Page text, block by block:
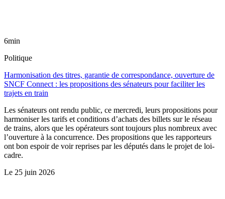
6min
Politique
Harmonisation des titres, garantie de correspondance, ouverture de
SNCF Connect : les propositions des sénateurs pour faciliter les
trajets en train
Les sénateurs ont rendu public, ce mercredi, leurs propositions pour
harmoniser les tarifs et conditions d’achats des billets sur le réseau
de trains, alors que les opérateurs sont toujours plus nombreux avec
l’ouverture à la concurrence. Des propositions que les rapporteurs
ont bon espoir de voir reprises par les députés dans le projet de loi-
cadre.
Le 25 juin 2026